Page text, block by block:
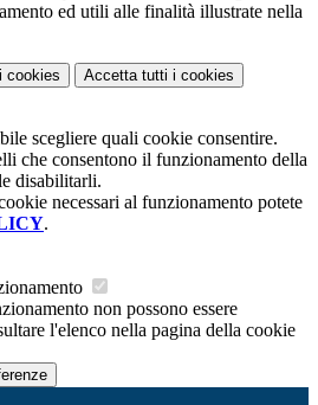
ed utili alle finalità illustrate nella
i cookies Accetta tutti i cookies
scegliere quali cookie consentire.
che consentono il funzionamento della
disabilitarli.
necessari al funzionamento potete
.
non possono essere
l'elenco nella pagina della cookie